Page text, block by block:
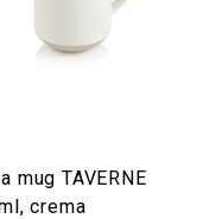
mug TAVERNE
crema